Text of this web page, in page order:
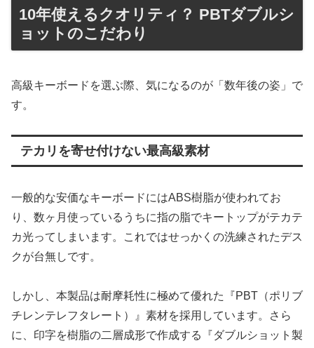
10年使えるクオリティ？ PBTダブルシ
ョットのこだわり
高級キーボードを選ぶ際、気になるのが「数年後の姿」で
す。
テカリを寄せ付けない最高級素材
一般的な安価なキーボードにはABS樹脂が使われてお
り、数ヶ月使っているうちに指の脂でキートップがテカテ
カ光ってしまいます。これではせっかくの洗練されたデス
クが台無しです。
しかし、本製品は耐摩耗性に極めて優れた『PBT（ポリブ
チレンテレフタレート）』素材を採用しています。さら
に、印字を樹脂の二層成形で作成する『ダブルショット製